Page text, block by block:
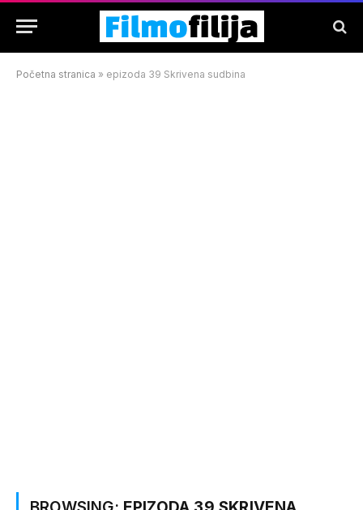
Početna stranica » epizoda 39 Skrivena sudbina